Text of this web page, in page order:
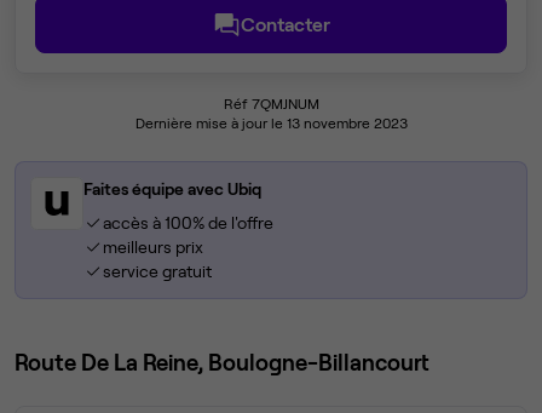
Contacter
Réf 7QMJNUM
Dernière mise à jour le 13 novembre 2023
Faites équipe avec Ubiq
accès à 100% de l'offre
meilleurs prix
service gratuit
Route De La Reine, Boulogne-Billancourt